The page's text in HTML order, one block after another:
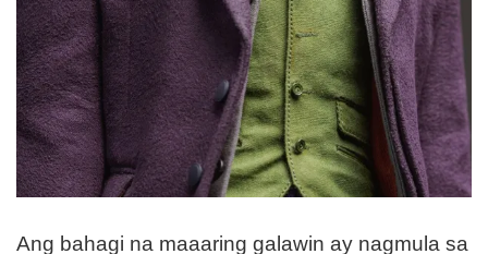
Ang bahagi na maaaring galawin ay nagmula sa